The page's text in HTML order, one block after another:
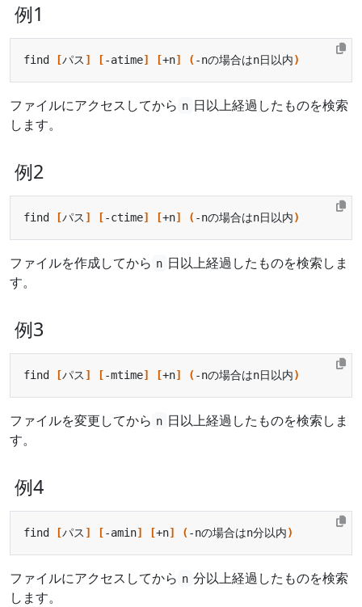
例1
find [パス ] [-atime] [+n] (-nの場合はn日以内)
ファイルにアクセスしてから n 日以上経過したものを検索
します。
例2
find [パス ] [-ctime] [+n] (-nの場合はn日以内)
ファイルを作成してから n 日以上経過したものを検索しま
す。
例3
find [パス ] [-mtime] [+n] (-nの場合はn日以内)
ファイルを変更してから n 日以上経過したものを検索しま
す。
例4
find [パス ] [-amin] [+n] (-nの場合はn分以内)
ファイルにアクセスしてから n 分以上経過したものを検索
します。